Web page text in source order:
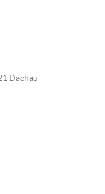
Dachau